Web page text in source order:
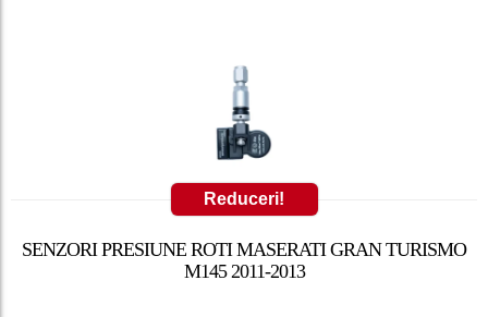
Reduceri!
SENZORI PRESIUNE ROTI MASERATI GRAN TURISMO
M145 2011-2013